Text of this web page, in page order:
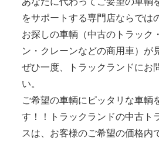
をサポートする専門店ならでは
お探しの車輌（中古のトラック
ン・クレーンなどの商用車）が
ぜひ一度、トラックランドにお
い。
ご希望の車輌にピッタリな車輌
す！！トラックランドの中古ト
スは、お客様のご希望の価格内